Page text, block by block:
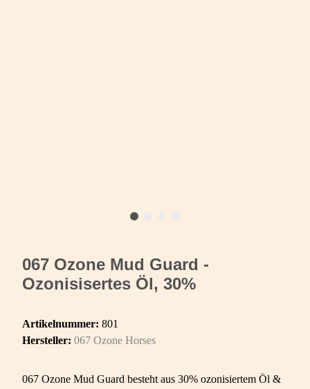
067 Ozone Mud Guard -
Ozonisisertes Öl, 30%
Artikelnummer: 801
Hersteller: 067 Ozone Horses
067 Ozone Mud Guard besteht aus 30% ozonisiertem Öl &